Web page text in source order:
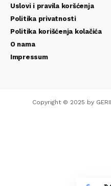
Uslovi i pravila koršćenja
Politika privatnosti
Politika korišćenja kolačića
O nama
Impressum
Copyright © 2025 by